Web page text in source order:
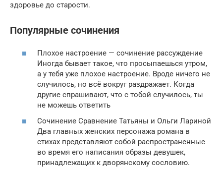
здоровье до старости.
Популярные сочинения
Плохое настроение — сочинение рассуждение
Иногда бывает такое, что просыпаешься утром,
а у тебя уже плохое настроение. Вроде ничего не
случилось, но всё вокруг раздражает. Когда
другие спрашивают, что с тобой случилось, ты
не можешь ответить
Сочинение Сравнение Татьяны и Ольги Лариной
Два главных женских персонажа романа в
стихах представляют собой распространенные
во время его написания образы девушек,
принадлежащих к дворянскому сословию.